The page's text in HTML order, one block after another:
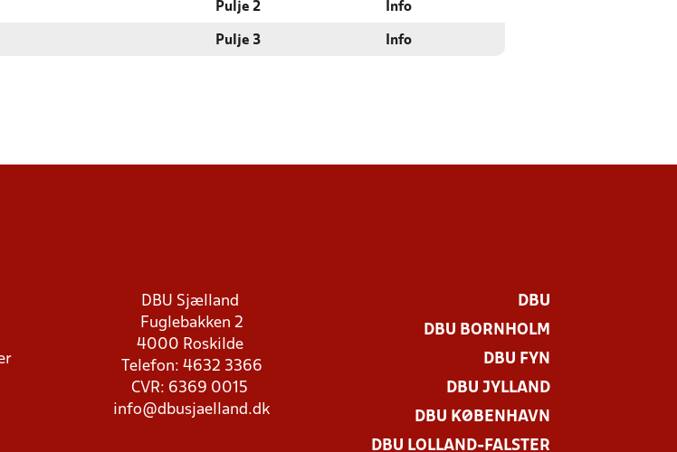
Pulje 2 Info
Pulje 3 Info
DBU Sjælland
Fuglebakken 2
4000 Roskilde
Telefon: 4632 3366
CVR: 6369 0015
info@dbusjaelland.dk
DBU
DBU BORNHOLM
DBU FYN
DBU JYLLAND
DBU KØBENHAVN
DBU LOLLAND-FALSTER